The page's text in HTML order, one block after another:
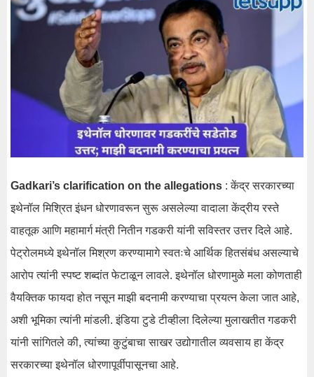
Gadkari’s clarification on the allegations : केंद्र सरकारच्या
इथेनॉल मिश्रित इंधन धोरणावरून सुरू असलेल्या वादाला केंद्रीय रस्ते
वाहतूक आणि महामार्ग मंत्री नितीन गडकरी यांनी सविस्तर उत्तर दिले आहे.
पेट्रोलमध्ये इथेनॉल मिश्रण करण्यामागे स्वतःचे आर्थिक हितसंबंध असल्याचे
आरोप त्यांनी स्पष्ट शब्दांत फेटाळून लावले. इथेनॉल धोरणामुळे मला कोणताही
वैयक्तिक फायदा होत नसून माझी बदनामी करण्याचा प्रयत्न केला जात आहे,
अशी भूमिका त्यांनी मांडली. इंडिया टुडे टीव्हीला दिलेल्या मुलाखतीत गडकरी
यांनी सांगितले की, त्यांच्या कुटुंबाचा साखर उद्योगातील व्यवसाय हा केंद्र
सरकारच्या इथेनॉल धोरणापूर्वीपासूनचा आहे.